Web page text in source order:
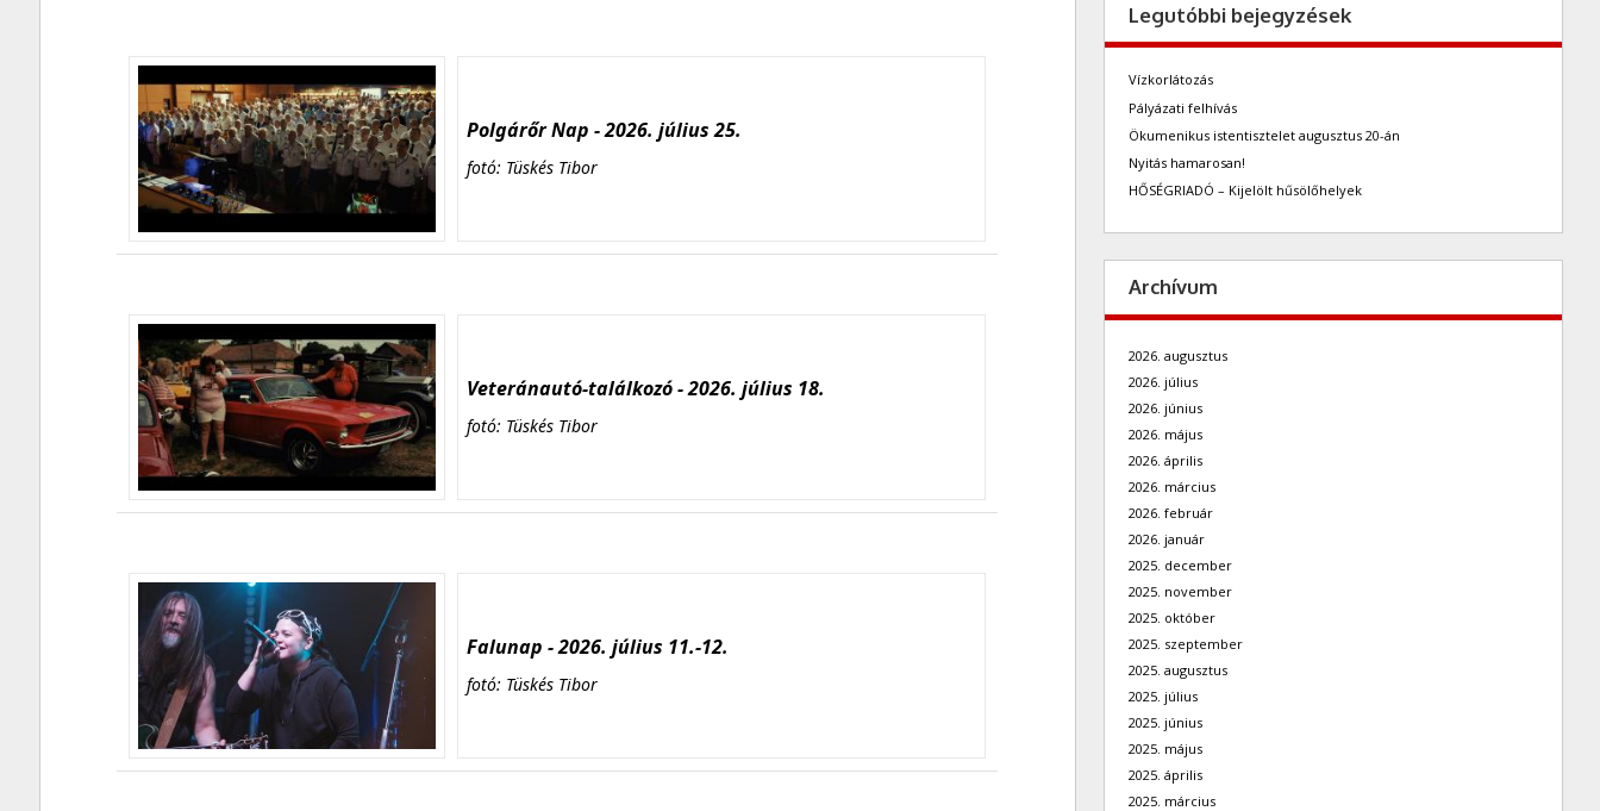
Polgárőr Nap - 2026. július 25.
fotó: Tüskés Tibor
Veteránautó-találkozó - 2026. július 18.
fotó: Tüskés Tibor
Falunap - 2026. július 11.-12.
fotó: Tüskés Tibor
Legutóbbi bejegyzések
Vízkorlátozás
Pályázati felhívás
Ökumenikus istentisztelet augusztus 20-án
Nyitás hamarosan!
HŐSÉGRIADÓ – Kijelölt hűsölőhelyek
Archívum
2026. augusztus
2026. július
2026. június
2026. május
2026. április
2026. március
2026. február
2026. január
2025. december
2025. november
2025. október
2025. szeptember
2025. augusztus
2025. július
2025. június
2025. május
2025. április
2025. március